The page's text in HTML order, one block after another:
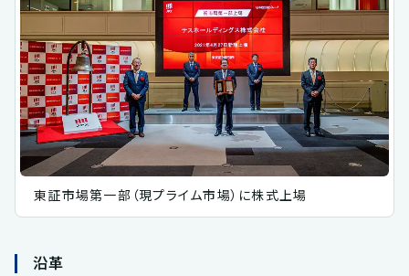
東証市場第一部（現プライム市場）に株式上場
沿革